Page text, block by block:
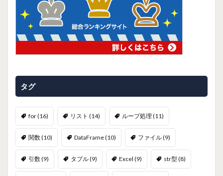
タグ
for(16) リスト (14) ループ処理 (11)
関数(10) DataFrame(10) ファイル(9)
引数(9) タプル(9) Excel (9) str型 (8)